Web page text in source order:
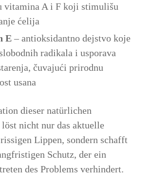
vitamina A i F koji stimulišu
ćelija
E – antioksidantno dejstvo koje
radikala i usporava
čuvajući prirodnu
usana
dieser natürlichen
nicht nur das aktuelle
Lippen, sondern schafft
Schutz, der ein
des Problems verhindert.